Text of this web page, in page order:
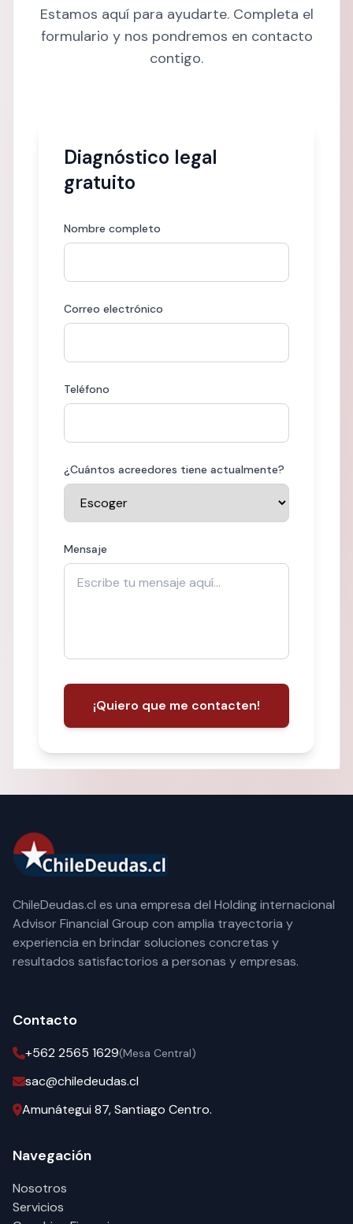
Estamos aquí para ayudarte. Completa el
formulario y nos pondremos en contacto
contigo.
Diagnóstico legal
gratuito
Nombre completo
Correo electrónico
Teléfono
¿Cuántos acreedores tiene actualmente?
Mensaje
¡Quiero que me contacten!
ChileDeudas.cl es una empresa del Holding internacional
Advisor Financial Group con amplia trayectoria y
experiencia en brindar soluciones concretas y
resultados satisfactorios a personas y empresas.
Contacto
+562 2565 1629(Mesa Central)
sac@chiledeudas.cl
Amunátegui 87, Santiago Centro.
Navegación
Nosotros
Servicios